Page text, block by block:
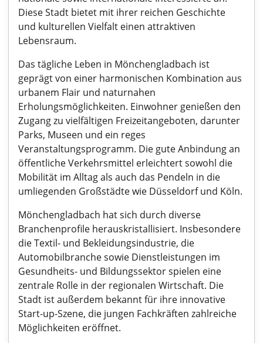
Diese Stadt bietet mit ihrer reichen Geschichte
und kulturellen Vielfalt einen attraktiven
Lebensraum.
Das tägliche Leben in Mönchengladbach ist
geprägt von einer harmonischen Kombination aus
urbanem Flair und naturnahen
Erholungsmöglichkeiten. Einwohner genießen den
Zugang zu vielfältigen Freizeitangeboten, darunter
Parks, Museen und ein reges
Veranstaltungsprogramm. Die gute Anbindung an
öffentliche Verkehrsmittel erleichtert sowohl die
Mobilität im Alltag als auch das Pendeln in die
umliegenden Großstädte wie Düsseldorf und Köln.
Mönchengladbach hat sich durch diverse
Branchenprofile herauskristallisiert. Insbesondere
die Textil- und Bekleidungsindustrie, die
Automobilbranche sowie Dienstleistungen im
Gesundheits- und Bildungssektor spielen eine
zentrale Rolle in der regionalen Wirtschaft. Die
Stadt ist außerdem bekannt für ihre innovative
Start-up-Szene, die jungen Fachkräften zahlreiche
Möglichkeiten eröffnet.